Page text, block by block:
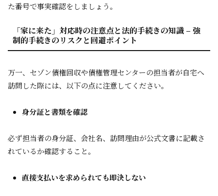
た番号で事実確認をしましょう。
「家に来た」対応時の注意点と法的手続きの知識 – 強
制的手続きのリスクと回避ポイント
万一、セゾン債権回収や債権管理センターの担当者が自宅へ
訪問した際には、以下の点に注意してください。
身分証と書類を確認
必ず担当者の身分証、会社名、訪問理由が公式文書に記載さ
れているか確認すること。
直接支払いを求められても即決しない